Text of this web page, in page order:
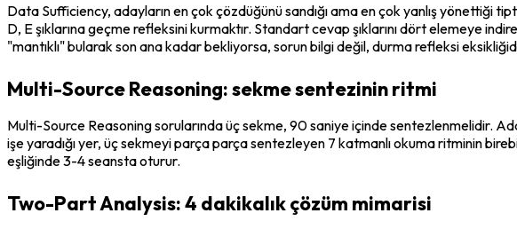
Data Sufficiency, adayların en çok çözdüğünü sandığı ama en çok yanlış yönettiği
D, E şıklarına geçme refleksini kurmaktır. Standart cevap şıklarını dört elemeye
"mantıklı" bularak son ana kadar bekliyorsa, sorun bilgi değil, durma refleksi
Multi-Source Reasoning: sekme sentezinin ritmi
Multi-Source Reasoning sorularında üç sekme, 90 saniye içinde sentezlenmelidir.
işe yaradığı yer, üç sekmeyi parça parça sentezleyen 7 katmanlı okuma ritminin
eşliğinde 3-4 seansta oturur.
Two-Part Analysis: 4 dakikalık çözüm mimarisi